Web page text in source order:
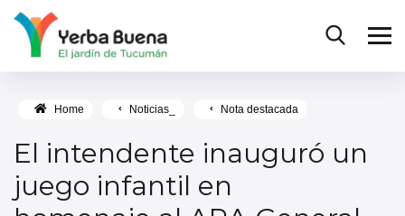
Home Noticias_ Nota destacada
El intendente inauguró un
juego infantil en